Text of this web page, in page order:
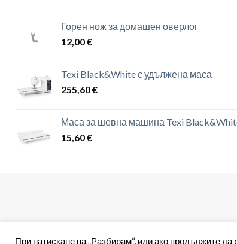
Горен нож за домашен оверлог
12,00€
Texi Black&White с удължена маса
255,60€
Маса за шевна машина Texi
15,60€
При натискане на „Разбирам“, или ако продължите